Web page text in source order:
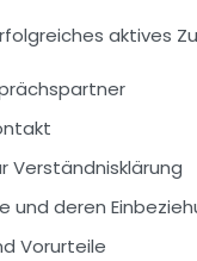
aktives
Verständnisklärung
und deren
Vorurteile